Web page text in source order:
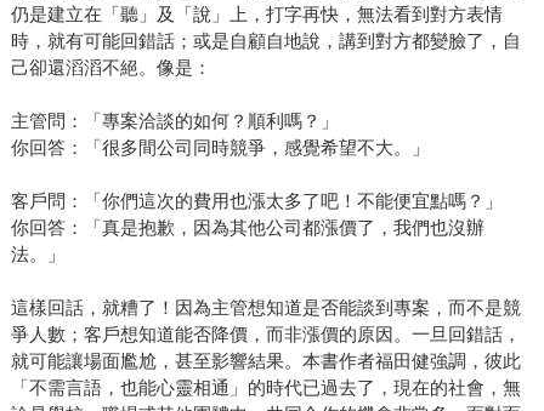
仍是建立在「聽」及「說」上，打字再快，無法看到對方表情
時，就有可能回錯話；或是自顧自地說，講到對方都變臉了，自
己卻還滔滔不絕。像是：
主管問：「專案洽談的如何？順利嗎？」
你回答：「很多間公司同時競爭，感覺希望不大。」
客戶問：「你們這次的費用也漲太多了吧！不能便宜點嗎？」
你回答：「真是抱歉，因為其他公司都漲價了，我們也沒辦
法。」
這樣回話，就糟了！因為主管想知道是否能談到專案，而不是競
爭人數；客戶想知道能否降價，而非漲價的原因。一旦回錯話，
就可能讓場面尷尬，甚至影響結果。本書作者福田健強調，彼此
「不需言語，也能心靈相通」的時代已過去了，現在的社會，無